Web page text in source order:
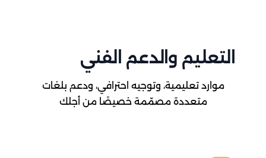
التعليم والدعم الفني
موارد تعليمية، وتوجيه احترافي، ودعم بلغات
متعددة مصمّمة خصيصًا من أجلك